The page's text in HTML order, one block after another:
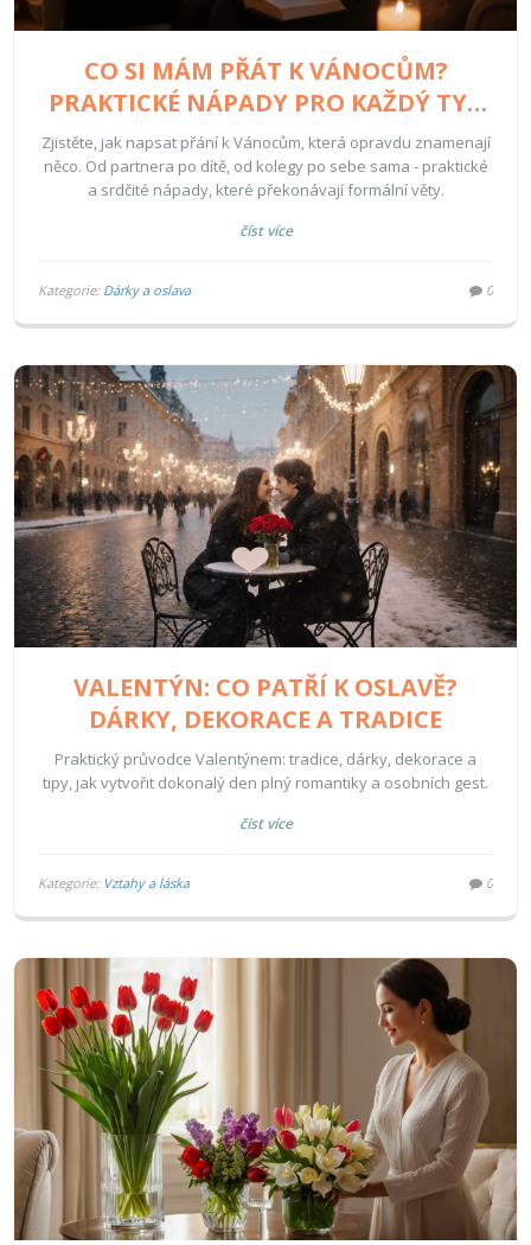
CO SI MÁM PŘÁT K VÁNOCŮM?
PRAKTICKÉ NÁPADY PRO KAŽDÝ TYP
VZTAHU
Zjistěte, jak napsat přání k Vánocům, která opravdu znamenají
něco. Od partnera po dítě, od kolegy po sebe sama - praktické
a srdčité nápady, které překonávají formální věty.
číst více
Kategorie: Dárky a oslava 0
VALENTÝN: CO PATŘÍ K OSLAVĚ?
DÁRKY, DEKORACE A TRADICE
Praktický průvodce Valentýnem: tradice, dárky, dekorace a
tipy, jak vytvořit dokonalý den plný romantiky a osobních gest.
číst více
Kategorie: Vztahy a láska 0